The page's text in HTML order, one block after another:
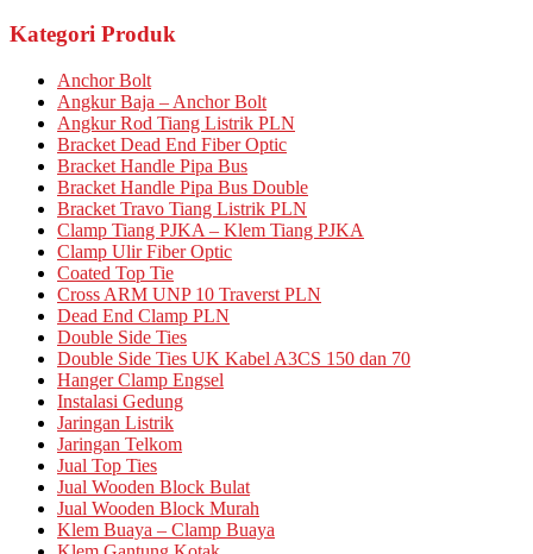
Kategori Produk
Anchor Bolt
Angkur Baja – Anchor Bolt
Angkur Rod Tiang Listrik PLN
Bracket Dead End Fiber Optic
Bracket Handle Pipa Bus
Bracket Handle Pipa Bus Double
Bracket Travo Tiang Listrik PLN
Clamp Tiang PJKA – Klem Tiang PJKA
Clamp Ulir Fiber Optic
Coated Top Tie
Cross ARM UNP 10 Traverst PLN
Dead End Clamp PLN
Double Side Ties
Double Side Ties UK Kabel A3CS 150 dan 70
Hanger Clamp Engsel
Instalasi Gedung
Jaringan Listrik
Jaringan Telkom
Jual Top Ties
Jual Wooden Block Bulat
Jual Wooden Block Murah
Klem Buaya – Clamp Buaya